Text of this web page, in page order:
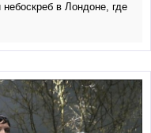
в Лондоне, где